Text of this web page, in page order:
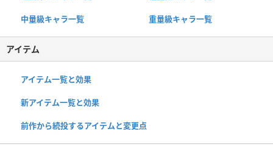
中量級キャラ一覧 重量級キャラ一覧
アイテム
アイテム一覧と効果
新アイテム一覧と効果
前作から続投するアイテムと変更点